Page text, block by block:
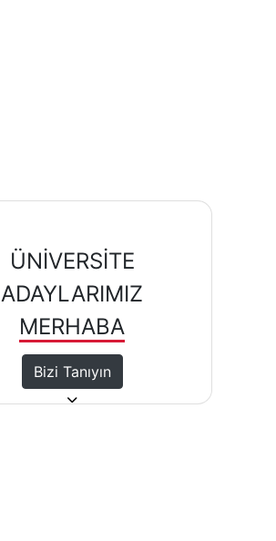
ÜNİVERSİTE
ADAYLARIMIZ
MERHABA
Bizi Tanıyın